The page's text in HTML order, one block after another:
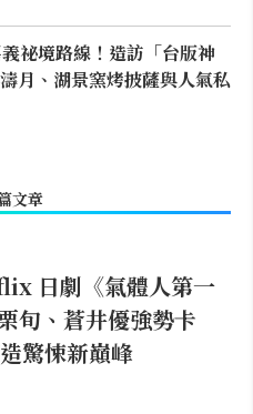
祕境路線！造訪「台版神
月、湖景窯烤披薩與人氣私
文章
日劇《氣體人第一
旬、蒼井優強勢卡
驚悚新巔峰